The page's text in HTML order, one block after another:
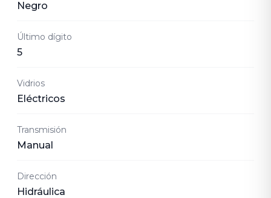
Negro
Último dígito
5
Vidrios
Eléctricos
Transmisión
Manual
Dirección
Hidráulica